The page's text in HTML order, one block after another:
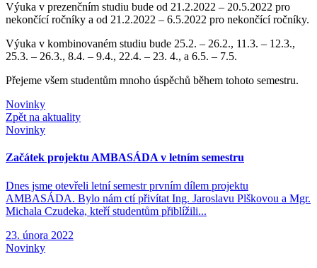
Výuka v prezenčním studiu bude od 21.2.2022 – 20.5.2022 pro
nekončící ročníky a od 21.2.2022 – 6.5.2022 pro nekončící ročníky.
Výuka v kombinovaném studiu bude 25.2. – 26.2., 11.3. – 12.3.,
25.3. – 26.3., 8.4. – 9.4., 22.4. – 23. 4., a 6.5. – 7.5.
Přejeme všem studentům mnoho úspěchů během tohoto semestru.
Novinky
Zpět na aktuality
Novinky
Začátek projektu AMBASÁDA v letním semestru
Dnes jsme otevřeli letní semestr prvním dílem projektu
AMBASÁDA. Bylo nám ctí přivítat Ing. Jaroslavu Plškovou a Mgr.
Michala Czudeka, kteří studentům přiblížili...
23. února 2022
Novinky